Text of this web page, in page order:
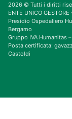
2026 © Tutti i diritti
ENTE UNICO
Presidio Ospedaliero
Bergamo
Gruppo IVA Humanitas
Posta certificata:
Castoldi